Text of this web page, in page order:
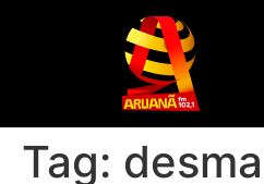
Tag: